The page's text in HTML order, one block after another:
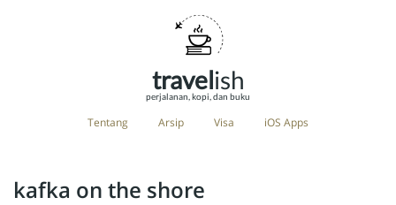
travelish
perjalanan, kopi, dan buku
Tentang Arsip Visa iOS Apps
kafka on the shore